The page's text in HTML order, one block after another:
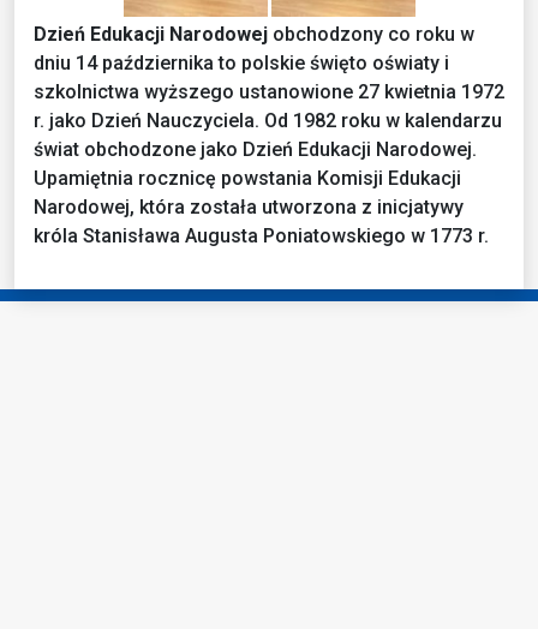
Dzień Edukacji Narodowej obchodzony co roku w
dniu 14 października to polskie święto oświaty i
szkolnictwa wyższego ustanowione 27 kwietnia 1972
r. jako Dzień Nauczyciela. Od 1982 roku w kalendarzu
świat obchodzone jako Dzień Edukacji Narodowej.
Upamiętnia rocznicę powstania Komisji Edukacji
Narodowej, która została utworzona z inicjatywy
króla Stanisława Augusta Poniatowskiego w 1773 r.